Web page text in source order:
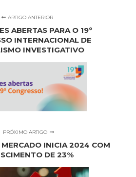
ARTIGO ANTERIOR
ABERTAS PARA O 19º
INTERNACIONAL DE
INVESTIGATIVO
PRÓXIMO ARTIGO
MERCADO INICIA 2024 COM
DE 23%